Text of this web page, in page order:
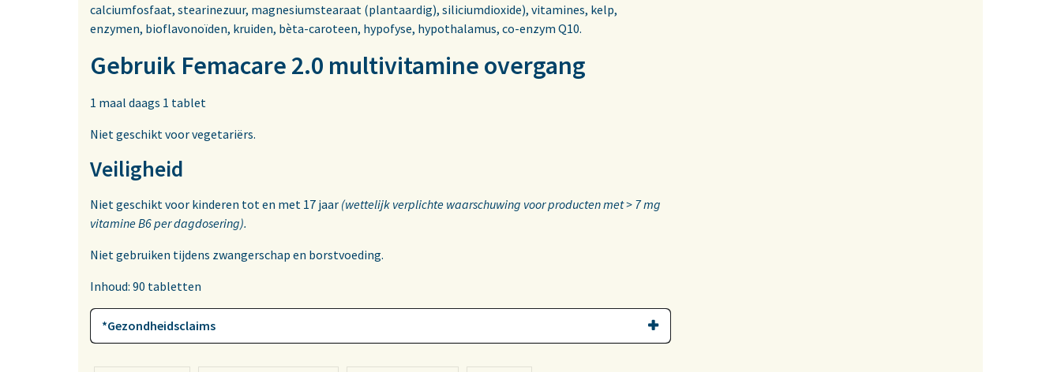
calciumfosfaat, stearinezuur, magnesiumstearaat (plantaardig), siliciumdioxide), vitamines, kelp,
enzymen, bioflavonoïden, kruiden, bèta-caroteen, hypofyse, hypothalamus, co-enzym Q10.
Gebruik Femacare 2.0 multivitamine overgang
1 maal daags 1 tablet
Niet geschikt voor vegetariërs.
Veiligheid
Niet geschikt voor kinderen tot en met 17 jaar (wettelijk verplichte waarschuwing voor producten met > 7 mg
vitamine B6 per dagdosering).
Niet gebruiken tijdens zwangerschap en borstvoeding.
Inhoud: 90 tabletten
*Gezondheidsclaims